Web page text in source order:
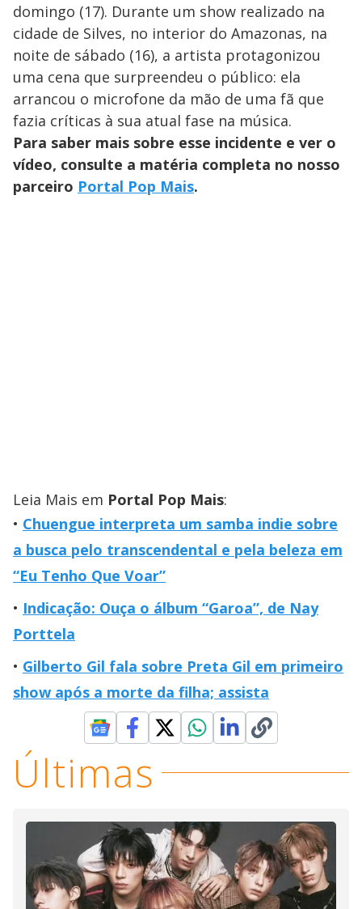
domingo (17). Durante um show realizado na
cidade de Silves, no interior do Amazonas, na
noite de sábado (16), a artista protagonizou
uma cena que surpreendeu o público: ela
arrancou o microfone da mão de uma fã que
fazia críticas à sua atual fase na música.
Para saber mais sobre esse incidente e ver o
vídeo, consulte a matéria completa no nosso
parceiro Portal Pop Mais.
Leia Mais em Portal Pop Mais:
Chuengue interpreta um samba indie sobre
a busca pelo transcendental e pela beleza em
“Eu Tenho Que Voar”
Indicação: Ouça o álbum “Garoa”, de Nay
Porttela
Gilberto Gil fala sobre Preta Gil em primeiro
show após a morte da filha; assista
Últimas